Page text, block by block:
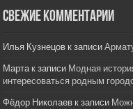
Свежие комментарии
Илья Кузнецов к записи
Мартак записи Модная
интересоваться родным
Фёдор Николаев к записи